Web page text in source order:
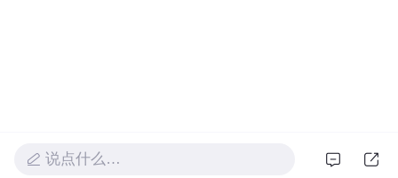
说点什么…